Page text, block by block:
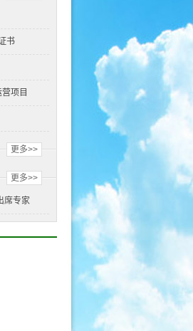
书
项目
更多>>
更多>>
席专家